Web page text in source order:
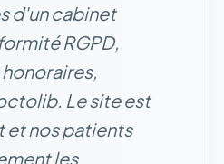
d'un cabinet
RGPD,
Le site est
et nos patients
les